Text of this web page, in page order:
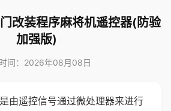
改装程序麻将机遥控器(防验
加强版)
间：2026年08月08日
由遥控信号通过微处理器来进行